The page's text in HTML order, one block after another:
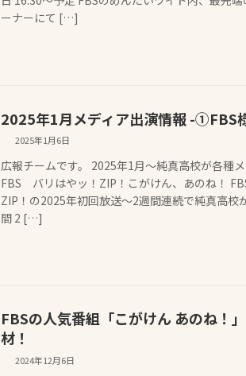
ーナーにて […]
2025年1月メディア出演情報 -①FBS
2025年1月6日
広報チームです。 2025年1月〜純真高校が各種メ
FBS バリはやッ！ZIP！こがけん、あのね！
ZIP！の2025年初回放送〜2週間連続で純真高校
間 2 […]
FBSの人気番組「こがけん あのね！
材！
2024年12月6日